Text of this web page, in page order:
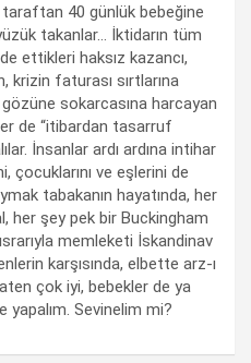
taraftan 40 günlük bebeğine
takanlar… İktidarın tüm
ettikleri haksız kazancı,
krizin faturası sırtlarına
sokarcasına harcayan
de “itibardan tasarruf
İnsanlar ardı ardına intihar
çocuklarını ve eşlerini de
tabakanın hayatında, her
her şey pek bir Buckingham
memleketi İskandinav
karşısında, elbette arz-ı
çok iyi, bebekler de ya
yapalım. Sevinelim mi?